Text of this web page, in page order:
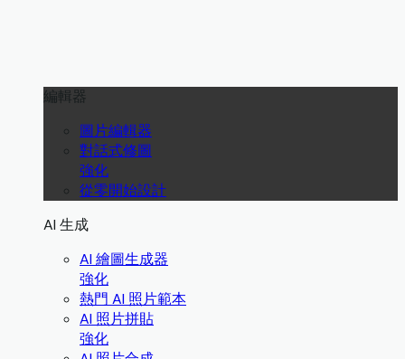
編輯器
圖片編輯器
對話式修圖
強化
從零開始設計
AI 生成
AI 繪圖生成器
強化
熱門 AI 照片範本
AI 照片拼貼
強化